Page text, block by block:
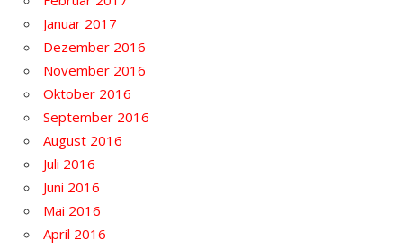
Januar 2017
Dezember 2016
November 2016
Oktober 2016
September 2016
August 2016
Juli 2016
Juni 2016
Mai 2016
April 2016